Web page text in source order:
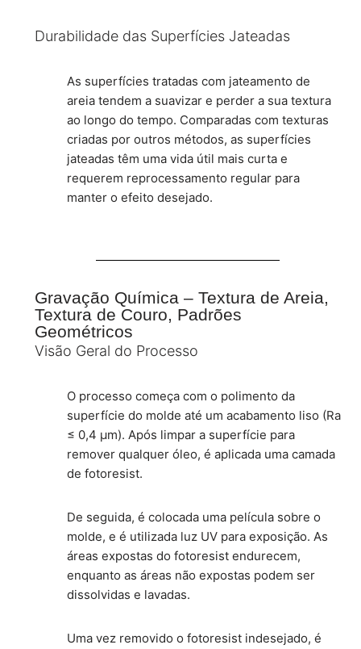
Durabilidade das Superfícies Jateadas
As superfícies tratadas com jateamento de
areia tendem a suavizar e perder a sua textura
ao longo do tempo. Comparadas com texturas
criadas por outros métodos, as superfícies
jateadas têm uma vida útil mais curta e
requerem reprocessamento regular para
manter o efeito desejado.
Gravação Química – Textura de Areia,
Textura de Couro, Padrões
Geométricos
Visão Geral do Processo
O processo começa com o polimento da
superfície do molde até um acabamento liso (Ra
≤ 0,4 µm). Após limpar a superfície para
remover qualquer óleo, é aplicada uma camada
de fotoresist.
De seguida, é colocada uma película sobre o
molde, e é utilizada luz UV para exposição. As
áreas expostas do fotoresist endurecem,
enquanto as áreas não expostas podem ser
dissolvidas e lavadas.
Uma vez removido o fotoresist indesejado, é